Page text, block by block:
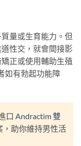
量或生育能力。但
性交，就會間接影
正或使用輔助生殖
如有勃起功能障
口 Andractim 雙
，助你維持男性活